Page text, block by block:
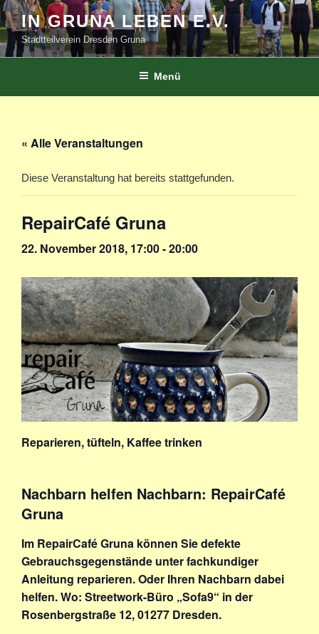
Zum
Inhalt
springen
IN GRUNA LEBEN E.V.
Stadtteilverein Dresden Gruna
Menü
« Alle Veranstaltungen
Diese Veranstaltung hat bereits stattgefunden.
RepairCafé Gruna
22. November 2018, 17:00-20:00
Reparieren, tüfteln, Kaffee trinken
Nachbarn helfen Nachbarn: RepairCafé
Gruna
Im RepairCafé Gruna können Sie defekte
Gebrauchsgegenstände unter fachkundiger
Anleitung reparieren. Oder Ihren Nachbarn dabei
helfen. Wo: Streetwork-Büro „Sofa9“ in der
Rosenbergstraße 12, 01277 Dresden.